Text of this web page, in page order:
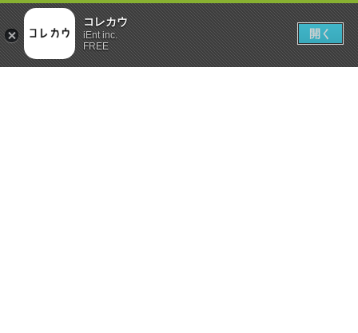
コレカウ
iEnt inc.
FREE
開く